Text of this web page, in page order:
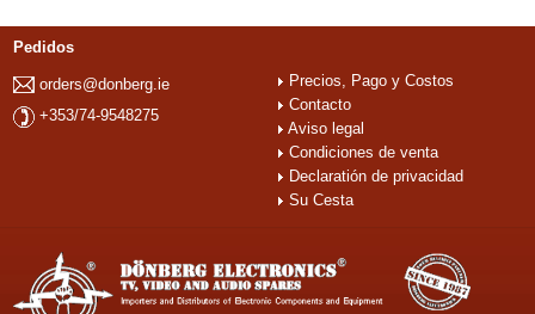
Pedidos
orders@donberg.ie
+353/74-9548275
Precios, Pago y Costos
Contacto
Aviso legal
Condiciones de venta
Declaratión de privacidad
Su Cesta